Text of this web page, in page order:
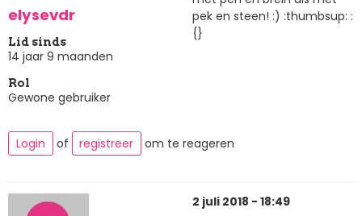
elysevdr
Lid sinds
14 jaar 9 maanden
Rol
Gewone gebruiker
pek en steen! :) :thumbsup: :
{}
Login of registreer om te reageren
2 juli 2018 - 18:49